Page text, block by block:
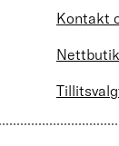
Kontakt